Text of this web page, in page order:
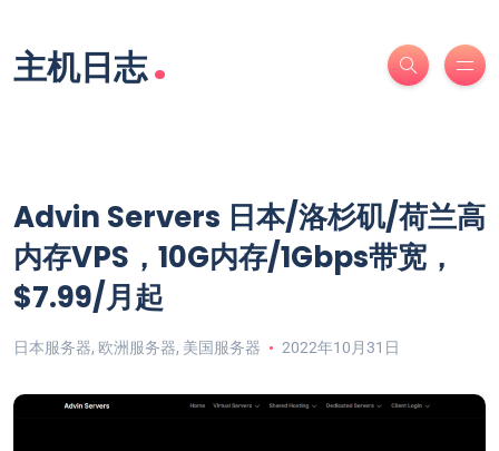
主机日志.
Advin Servers 日本/洛杉矶/荷兰高
内存VPS，10G内存/1Gbps带宽，
$7.99/月起
日本服务器, 欧洲服务器, 美国服务器 2022年10月31日